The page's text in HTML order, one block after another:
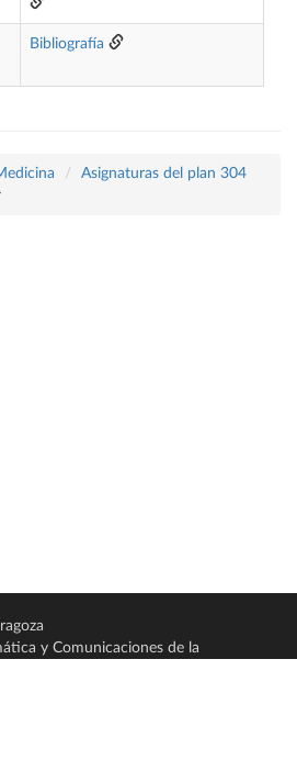
Bibliografía
Asignaturas del plan 304
y Comunicaciones de la